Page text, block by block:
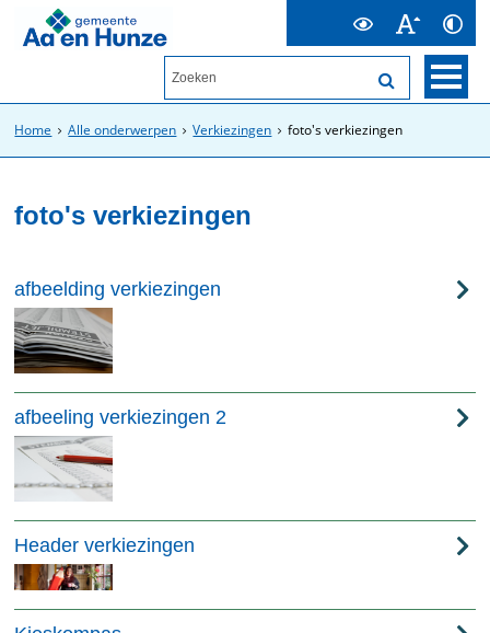
Home Alle onderwerpen Verkiezingen foto's verkiezingen
foto's verkiezingen
afbeelding verkiezingen
afbeeling verkiezingen 2
Header verkiezingen